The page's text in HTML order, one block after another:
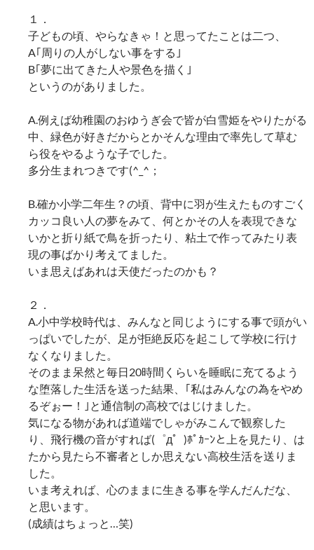
１．
子どもの頃、やらなきゃ！と思ってたことは二つ、
A｢周りの人がしない事をする｣
B｢夢に出てきた人や景色を描く｣
というのがありました。
A.例えば幼稚園のおゆうぎ会で皆が白雪姫をやりたがる
中、緑色が好きだからとかそんな理由で率先して草む
ら役をやるような子でした。
多分生まれつきです(^_^；
B.確か小学二年生？の頃、背中に羽が生えたものすごく
カッコ良い人の夢をみて、何とかその人を表現できな
いかと折り紙で鳥を折ったり、粘土で作ってみたり表
現の事ばかり考えてました。
いま思えばあれは天使だったのかも？
２．
A.小中学校時代は、みんなと同じようにする事で頭がい
っぱいでしたが、足が拒絶反応を起こして学校に行け
なくなりました。
そのまま呆然と毎日20時間くらいを睡眠に充てるよう
な堕落した生活を送った結果、｢私はみんなの為をやめ
るぞぉー！｣と通信制の高校ではじけました。
気になる物があれば道端でしゃがみこんで観察した
り、飛行機の音がすれば(゜д゜)ﾎﾟｶｰﾝと上を見たり、は
たから見たら不審者としか思えない高校生活を送りま
した。
いま考えれば、心のままに生きる事を学んだんだな、
と思います。
(成績はちょっと…笑)